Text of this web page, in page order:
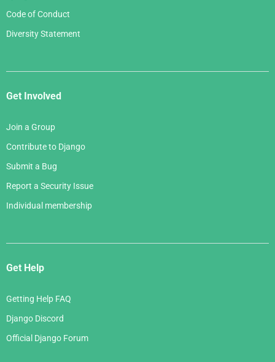
Code of Conduct
Diversity Statement
Get Involved
Join a Group
Contribute to Django
Submit a Bug
Report a Security Issue
Individual membership
Get Help
Getting Help FAQ
Django Discord
Official Django Forum